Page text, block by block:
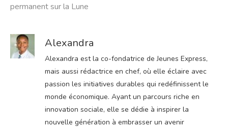
permanent sur la Lune
Alexandra
Alexandra est la co-fondatrice de Jeunes Express,
mais aussi rédactrice en chef, où elle éclaire avec
passion les initiatives durables qui redéfinissent le
monde économique. Ayant un parcours riche en
innovation sociale, elle se dédie à inspirer la
nouvelle génération à embrasser un avenir